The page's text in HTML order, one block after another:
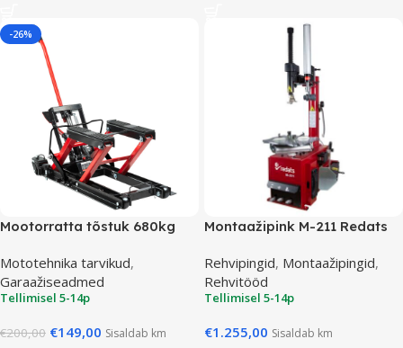
-26%
Mootorratta tõstuk 680kg
Mototehnika tarvikud,
Garaažiseadmed
Tellimisel 5-14p
€200,00 €149,00 Sisaldab km
Montaažipink M-211 Redats
Rehvipingid, Montaažipingid,
Rehvitööd
Tellimisel 5-14p
€1.255,00 Sisaldab km